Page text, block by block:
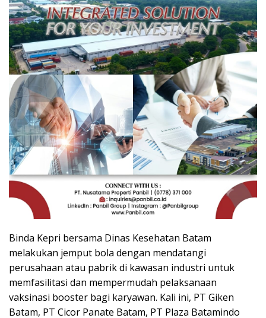
Binda Kepri bersama Dinas Kesehatan Batam
melakukan jemput bola dengan mendatangi
perusahaan atau pabrik di kawasan industri untuk
memfasilitasi dan mempermudah pelaksanaan
vaksinasi booster bagi karyawan. Kali ini, PT Giken
Batam, PT Cicor Panate Batam, PT Plaza Batamindo